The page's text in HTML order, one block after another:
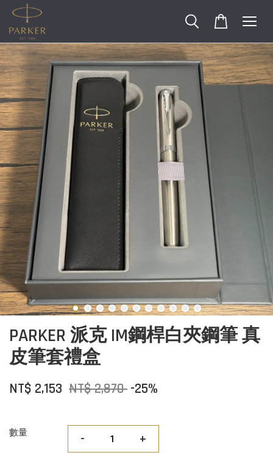
PARKER 派克 IM鋼桿白夾鋼筆 真
皮筆套禮盒
NT$ 2,153 NT$ 2,870 -25%
數量 - +